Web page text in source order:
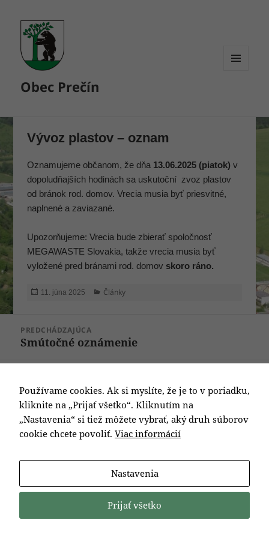
Obec Prečín
Vývoz plastov – oznam
Oznamujeme občanom, že dňa 13.06.2025 (piatok) v
dopoludňajších hodinách sa uskutoční zvoz plastov
od bránok rod. domov. Vrecia musia byť priesvitné,
naplnené a zaviazané.
Upozorňujeme: Vrecia bude zbierať spoločnosť
MEGAWASTE Slovakia, takže vrecia musia byť
vyložené pred bránami rod. domov skoro ráno.
Publikované
11. júna 2025 Kategórie
Články
článku
PREDCHÁDZAJÚCA
Predchádzajúci
Smútočné oznámenie
Ďalší
článok:
Vydávanie rozhodnutí o prijatí/neprijatí
dieťaťa do materskej školy na školský rok
2025/2026
Používame cookies. Ak si myslíte, že je to v poriadku,
kliknite na „Prijať všetko“. Kliknutím na
„Nastavenia“ si tiež môžete vybrať, aký druh súborov
cookie chcete povoliť. Viac informácií
Nastavenia
Prijať všetko